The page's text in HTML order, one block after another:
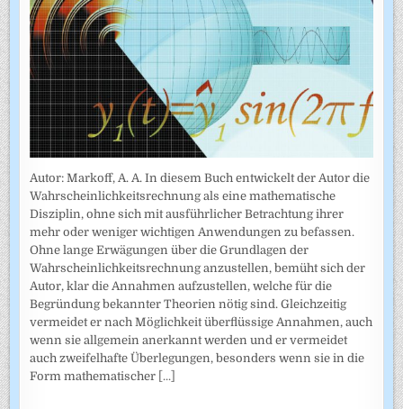
Autor: Markoff, A. A. In diesem Buch entwickelt der Autor die
Wahrscheinlichkeitsrechnung als eine mathematische
Disziplin, ohne sich mit ausführlicher Betrachtung ihrer
mehr oder weniger wichtigen Anwendungen zu befassen.
Ohne lange Erwägungen über die Grundlagen der
Wahrscheinlich­keitsrechnung anzustellen, bemüht sich der
Autor, klar die Annahmen auf­zustellen, welche für die
Begründung bekannter Theorien nötig sind. Gleichzeitig
vermeidet er nach Möglichkeit überflüssige Annahmen, auch
wenn sie allgemein anerkannt werden und er vermeidet
auch zweifel­hafte Überlegungen, besonders wenn sie in die
Form mathematischer [...]